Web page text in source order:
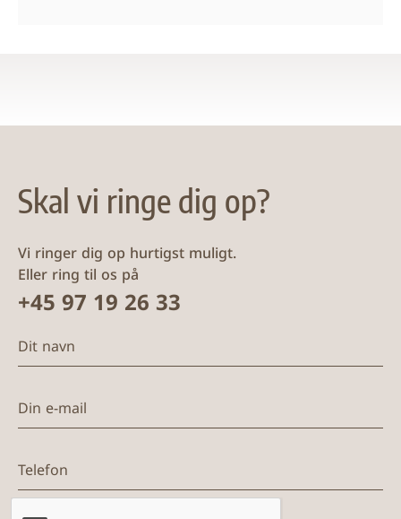
Skal vi ringe dig op?
Vi ringer dig op hurtigst muligt.
Eller ring til os på
+45 97 19 26 33